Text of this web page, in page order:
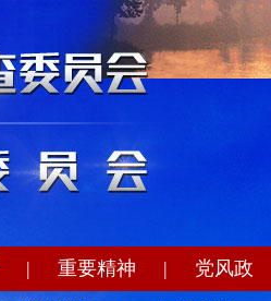
| 重要精神 | 党风政